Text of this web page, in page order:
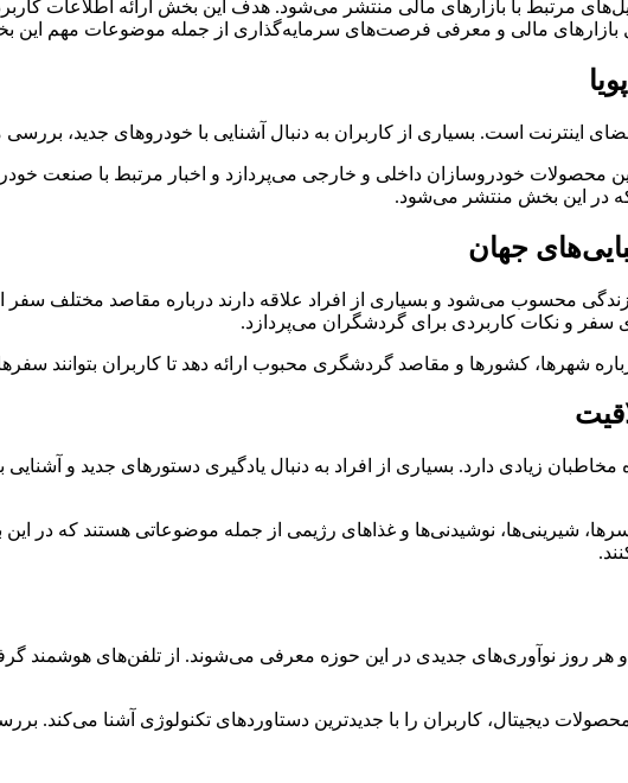
مرتبط با بازارهای مالی منتشر می‌شود. هدف این بخش ارائه اطلاعات
مالی و معرفی فرصت‌های سرمایه‌گذاری از جمله موضوعات مهم این
اینترنت است. بسیاری از کاربران به دنبال آشنایی با خودروهای جدید،
محصولات خودروسازان داخلی و خارجی می‌پردازد و اخبار مرتبط با صنعت
که در این بخش منتشر می‌شود.
جهان
محسوب می‌شود و بسیاری از افراد علاقه دارند درباره مقاصد مختلف
سفر و نکات کاربردی برای گردشگران می‌پردازد.
شهرها، کشورها و مقاصد گردشگری محبوب ارائه دهد تا کاربران بتوانند
زیادی دارد. بسیاری از افراد به دنبال یادگیری دستورهای جدید و
دسرها، شیرینی‌ها، نوشیدنی‌ها و غذاهای رژیمی از جمله موضوعاتی هستند که
روز نوآوری‌های جدیدی در این حوزه معرفی می‌شوند. از تلفن‌های هوشمند
دیجیتال، کاربران را با جدیدترین دستاوردهای تکنولوژی آشنا